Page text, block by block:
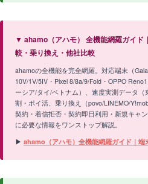
▼ ahamo（アハモ） 全機能網羅ガイド
較・乗り換え・他社比較
ahamoの全機能を完全網羅。対応端末（
10V/1V/5IV・Pixel 8/8a/9/Fold・OPPO
ーシア/タイ/ベトナム）、速度実測データ
割・ポイ活、乗り換え（povo/LINEMO/
契約・着信拒否・契約即日利用・新規キャ
に必要な情報をワンストップ解説。
▶ ahamo（アハモ）全機能網羅ガイド｜端